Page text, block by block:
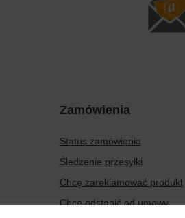
Zamówienia
Status zamówienia
Śledzenie przesyłki
Chcę zareklamować produkt
Chcę odstąpić od umowy